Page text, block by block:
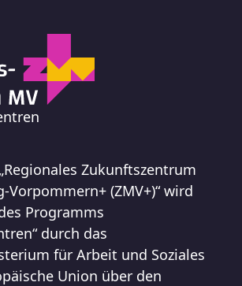
Zukunftszentrum
Vorpommern+ (ZMV+)“ wird
Programms
durch das
für Arbeit und Soziales
Union über den